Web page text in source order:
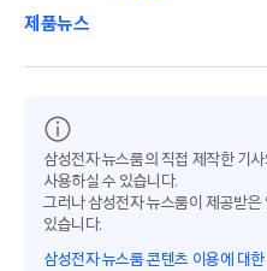
제품뉴스
삼성전자 뉴스룸의 직접 제작한 기
사용하실 수 있습니다.
그러나 삼성전자 뉴스룸이 제공받은
있습니다.
삼성전자 뉴스룸 콘텐츠 이용에 대한